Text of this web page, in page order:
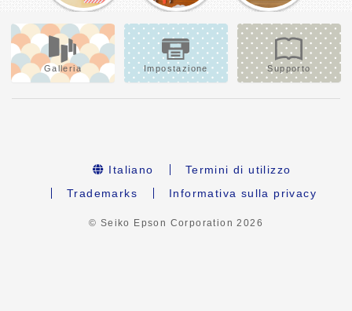
Galleria Impostazione Supporto
Italiano
Termini di utilizzo
Trademarks
Informativa sulla privacy
© Seiko Epson Corporation2026